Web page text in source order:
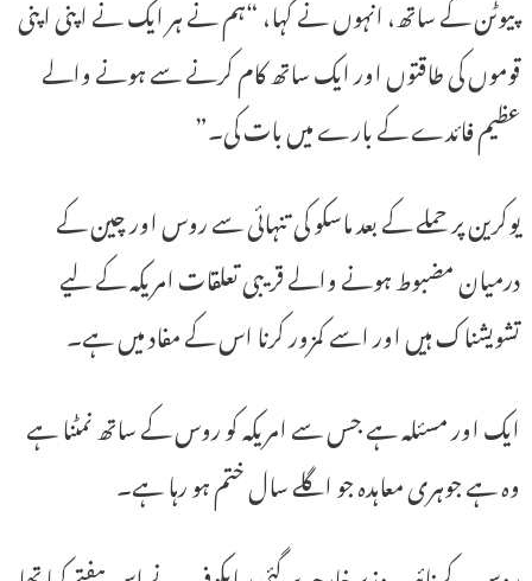
پیوٹن کے ساتھ، انہوں نے کہا، “ہم نے ہر ایک نے اپنی اپنی
قوموں کی طاقتوں اور ایک ساتھ کام کرنے سے ہونے والے
عظیم فائدے کے بارے میں بات کی۔”
یوکرین پر حملے کے بعد ماسکو کی تنہائی سے روس اور چین کے
درمیان مضبوط ہونے والے قریبی تعلقات امریکہ کے لیے
تشویشناک ہیں اور اسے کمزور کرنا اس کے مفاد میں ہے۔
ایک اور مسئلہ ہے جس سے امریکہ کو روس کے ساتھ نمٹنا ہے
وہ ہے جوہری معاہدہ جو اگلے سال ختم ہو رہا ہے۔